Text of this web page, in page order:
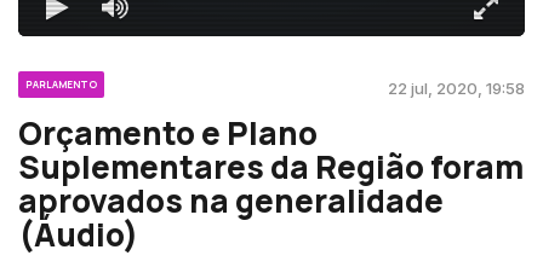
PARLAMENTO 22 jul, 2020, 19:58
Orçamento e Plano
Suplementares da Região foram
aprovados na generalidade
(Áudio)